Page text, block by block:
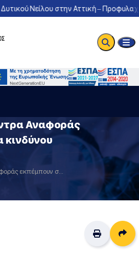
Νείλου στην Αττική –
Αναφοράς
σήμα κινδύνου